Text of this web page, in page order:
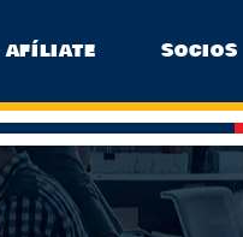
AFÍLIATE SOCIOS